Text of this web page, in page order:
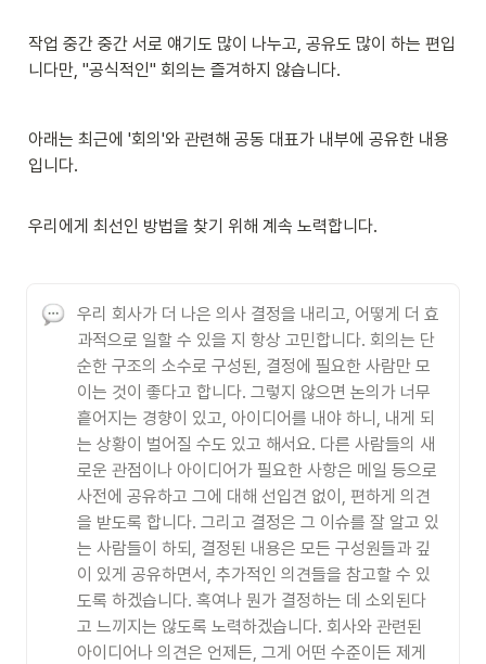
작업 중간 중간 서로 얘기도 많이 나누고, 공유도 많이 하는 편입
니다만, "공식적인" 회의는 즐겨하지 않습니다.
아래는 최근에 '회의'와 관련해 공동 대표가 내부에 공유한 내용
입니다.
우리에게 최선인 방법을 찾기 위해 계속 노력합니다.
우리 회사가 더 나은 의사 결정을 내리고, 어떻게 더 효
과적으로 일할 수 있을 지 항상 고민합니다. 회의는 단
순한 구조의 소수로 구성된, 결정에 필요한 사람만 모
이는 것이 좋다고 합니다. 그렇지 않으면 논의가 너무
흩어지는 경향이 있고, 아이디어를 내야 하니, 내게 되
는 상황이 벌어질 수도 있고 해서요. 다른 사람들의 새
로운 관점이나 아이디어가 필요한 사항은 메일 등으로
사전에 공유하고 그에 대해 선입견 없이, 편하게 의견
을 받도록 합니다. 그리고 결정은 그 이슈를 잘 알고 있
는 사람들이 하되, 결정된 내용은 모든 구성원들과 깊
이 있게 공유하면서, 추가적인 의견들을 참고할 수 있
도록 하겠습니다. 혹여나 뭔가 결정하는 데 소외된다
고 느끼지는 않도록 노력하겠습니다. 회사와 관련된
아이디어나 의견은 언제든, 그게 어떤 수준이든 제게